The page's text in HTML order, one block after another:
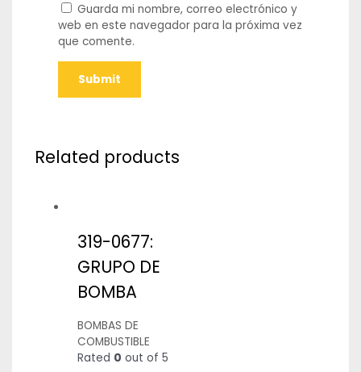
Guarda mi nombre, correo electrónico y
web en este navegador para la próxima vez
que comente.
Related products
319-0677:
GRUPO DE
BOMBA
BOMBAS DE
COMBUSTIBLE
Rated 0 out of 5